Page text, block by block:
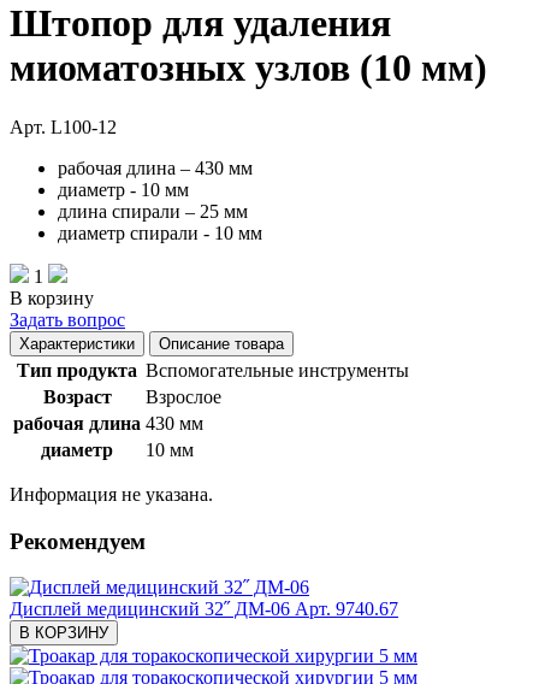
Штопор для удаления
миоматозных узлов (10 мм)
Арт. L100-12
рабочая длина – 430 мм
диаметр - 10 мм
длина спирали – 25 мм
диаметр спирали - 10 мм
1
В корзину
Задать вопрос
Характеристики Описание товара
Тип продукта Вспомогательные инструменты
Возраст
Взрослое
рабочая длина 430 мм
диаметр
10 мм
Информация не указана.
Рекомендуем
Дисплей медицинский 32˝ ДМ-06 Арт. 9740.67
В КОРЗИНУ